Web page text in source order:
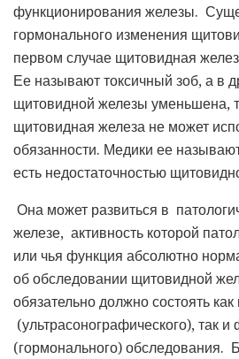
функционирования железы.
гормонального изменения
первом случае щитовидная
Ее называют токсичный зоб, а в
щитовидной железы уменьшена,
щитовидная железа не может
обязанности. Медики ее
есть недостаточностью
Она может развиться в
железе, активность которой
или чья функция абсолютно
об обследовании щитовидной
обязательно должно состоять как
(ультрасонографического), так
(гормонального) обследования.